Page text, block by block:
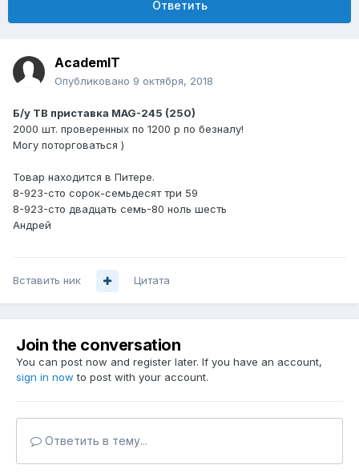
Ответить
AcademIT
Опубликовано 9 октября, 2018
Б/у ТВ приставка MAG-245 (250)
2000 шт. проверенных по 1200 р по безналу!
Могу поторговаться )
Товар находится в Питере.
8-923-сто сорок-семьдесят три 59
8-923-сто двадцать семь-80 ноль шесть
Андрей
Вставить ник Цитата
Join the conversation
You can post now and register later. If you have an account,
sign in now to post with your account.
Ответить в тему...